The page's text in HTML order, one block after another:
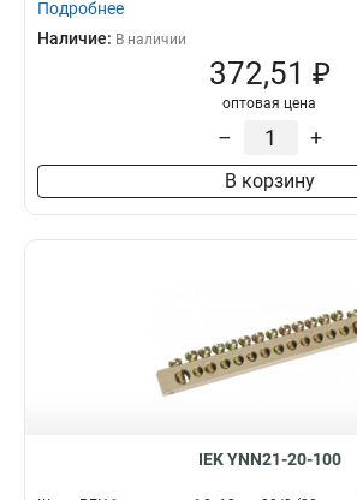
Подробнее
Наличие: В наличии
372,51 ₽
оптовая цена
– +
В корзину
IEK YNN21-20-100